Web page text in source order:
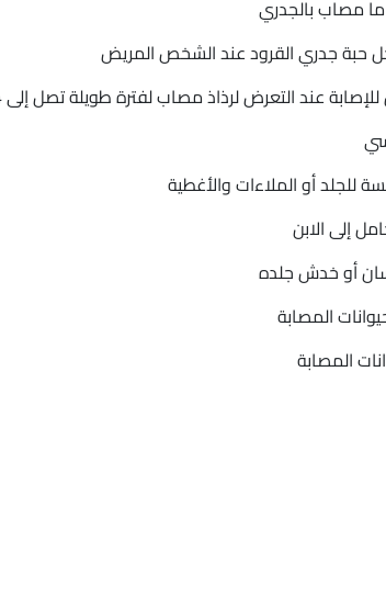
مصاب بالجدري
حبة جدري القرود عند الشخص المريض
عند التعرض لرذاذ مصاب لفترة طويلة تصل إلى 4 ساعات
للجلد أو الملاءات والأغطية
إلى الابن
أو خدش جلده
المصابة
المصابة